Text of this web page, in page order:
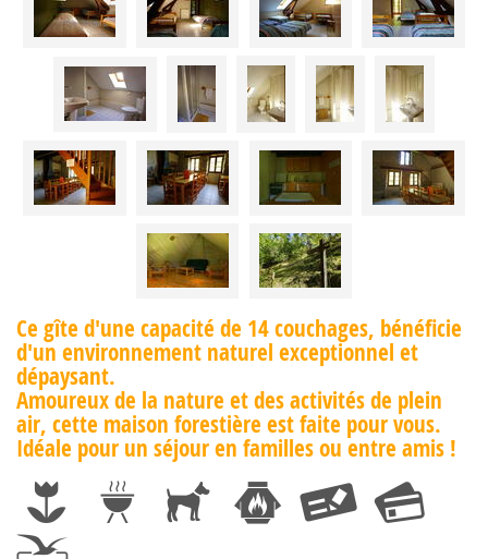
Ce gîte d'une capacité de 14 couchages, bénéficie
d'un environnement naturel exceptionnel et
dépaysant.
Amoureux de la nature et des activités de plein
air, cette maison forestière est faite pour vous.
Idéale pour un séjour en familles ou entre amis !